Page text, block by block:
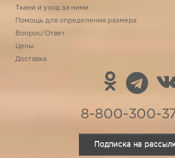
Ткани и уход за ними
Помощь для определения размера
Вопрос/Ответ
Цены
Доставка
8-800-300-
Подписка на